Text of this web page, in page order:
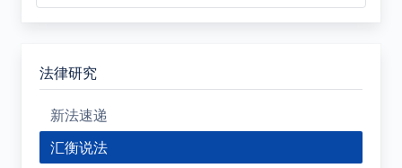
法律研究
新法速递
汇衡说法